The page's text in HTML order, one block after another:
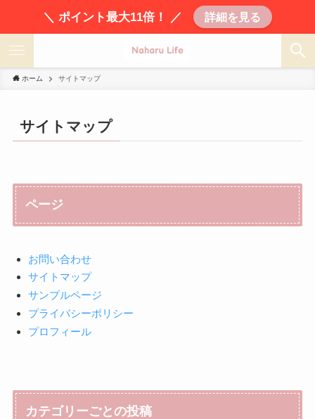
＼ ポイント最大11倍！ ／ 詳細を見る
ホーム サイトマップ
サイトマップ
ページ
お問い合わせ
サイトマップ
サンプルページ
プライバシーポリシー
プロフィール
カテゴリーごとの投稿